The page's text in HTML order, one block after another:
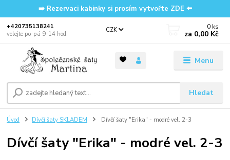
➡️ Rezervaci kabinky si prosím vytvořte ZDE ⬅️
Menu
CZK
Hledat
‭+420735138241
volejte po-pá 9-14 hod.
0 ks
za 0,00 Kč
Úvod Dívčí šaty SKLADEM Dívčí šaty "Erika" - modré vel. 2-3
Dívčí šaty "Erika" - modré vel. 2-3